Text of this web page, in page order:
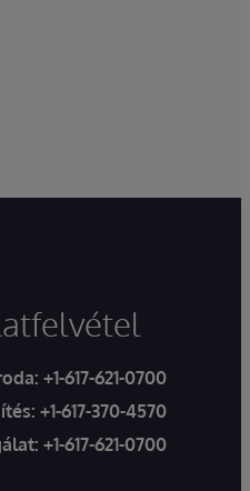
+1-617-621-0700
+1-617-370-4570
+1-617-621-0700